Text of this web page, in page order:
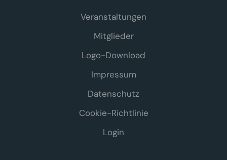
Veranstaltungen
Mitglieder
Logo-Download
Impressum
Datenschutz
Cookie-Richtlinie
Login